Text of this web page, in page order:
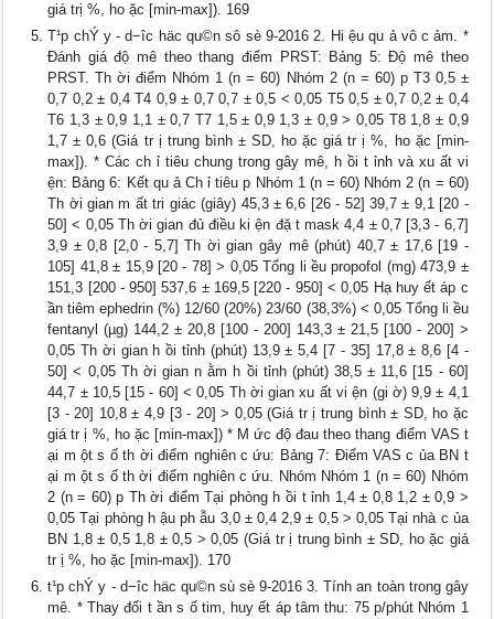
giá trị %, ho ặc [min-max]). 169
T¹p chÝ y - d−îc häc qu©n sô sè 9-2016 2. Hi ệu qu ả vô c ảm. *
Đánh giá độ mê theo thang điểm PRST: Bảng 5: Độ mê theo
PRST. Th ời điểm Nhóm 1 (n = 60) Nhóm 2 (n = 60) p T3 0,5 ±
0,7 0,2 ± 0,4 T4 0,9 ± 0,7 0,7 ± 0,5 < 0,05 T5 0,5 ± 0,7 0,2 ± 0,4
T6 1,3 ± 0,9 1,1 ± 0,7 T7 1,5 ± 0,9 1,3 ± 0,9 > 0,05 T8 1,8 ± 0,9
1,7 ± 0,6 (Giá tr ị trung bình ± SD, ho ặc giá tr ị %, ho ặc [min-
max]). * Các ch ỉ tiêu chung trong gây mê, h ồi t ỉnh và xu ất vi
ện: Bảng 6: Kết qu ả Ch ỉ tiêu p Nhóm 1 (n = 60) Nhóm 2 (n = 60)
Th ời gian m ất tri giác (giây) 45,3 ± 6,6 [26 - 52] 39,7 ± 9,1 [20 -
50] < 0,05 Th ời gian đủ điều ki ện đặ t mask 4,4 ± 0,7 [3,3 - 6,7]
3,9 ± 0,8 [2,0 - 5,7] Th ời gian gây mê (phút) 40,7 ± 17,6 [19 -
105] 41,8 ± 15,9 [20 - 78] > 0,05 Tổng li ều propofol (mg) 473,9 ±
151,3 [200 - 950] 537,6 ± 169,5 [220 - 950] < 0,05 Hạ huy ết áp c
ần tiêm ephedrin (%) 12/60 (20%) 23/60 (38,3%) < 0,05 Tổng li ều
fentanyl (µg) 144,2 ± 20,8 [100 - 200] 143,3 ± 21,5 [100 - 200] >
0,05 Th ời gian h ồi tỉnh (phút) 13,9 ± 5,4 [7 - 35] 17,8 ± 8,6 [4 -
50] < 0,05 Th ời gian n ằm h ồi tỉnh (phút) 38,5 ± 11,6 [15 - 60]
44,7 ± 10,5 [15 - 60] < 0,05 Th ời gian xu ất vi ện (gi ờ) 9,9 ± 4,1
[3 - 20] 10,8 ± 4,9 [3 - 20] > 0,05 (Giá tr ị trung bình ± SD, ho ặc
giá tr ị %, ho ặc [min-max]) * M ức độ đau theo thang điểm VAS t
ại m ột s ố th ời điểm nghiên c ứu: Bảng 7: Điểm VAS c ủa BN t
ại m ột s ố th ời điểm nghiên c ứu. Nhóm Nhóm 1 (n = 60) Nhóm
2 (n = 60) p Th ời điểm Tại phòng h ồi t ỉnh 1,4 ± 0,8 1,2 ± 0,9 >
0,05 Tại phòng h ậu ph ẫu 3,0 ± 0,4 2,9 ± 0,5 > 0,05 Tại nhà c ủa
BN 1,8 ± 0,5 1,8 ± 0,5 > 0,05 (Giá tr ị trung bình ± SD, ho ặc giá
tr ị %, ho ặc [min-max]). 170
t¹p chÝ y - d−îc häc qu©n sù sè 9-2016 3. Tính an toàn trong gây
mê. * Thay đổi t ần s ố tim, huy ết áp tâm thu: 75 p/phút Nhóm 1